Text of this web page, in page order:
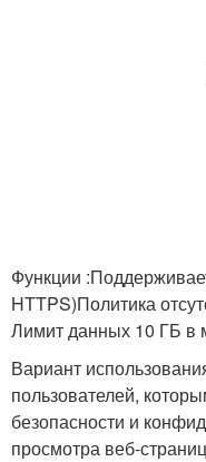
Функции
HTTPS)Политика
Лимит данных 10 ГБ в
Вариант
пользователей,
безопасности и
просмотра веб-